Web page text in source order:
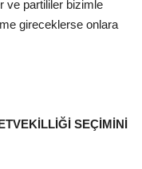
ve partililer bizimle
gireceklerse onlara
SEÇİMİNİ